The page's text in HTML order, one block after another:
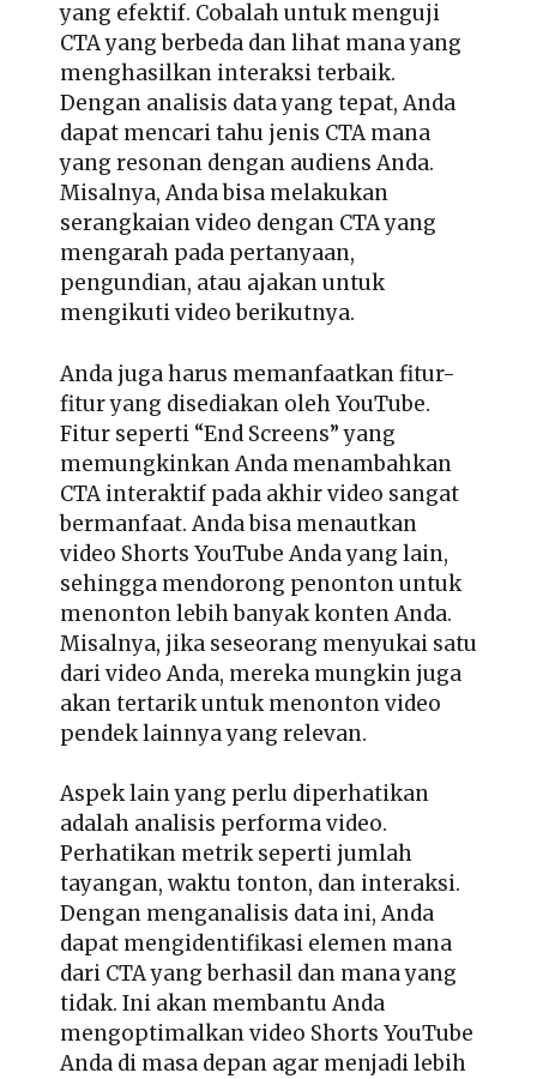
yang efektif. Cobalah untuk menguji
CTA yang berbeda dan lihat mana yang
menghasilkan interaksi terbaik.
Dengan analisis data yang tepat, Anda
dapat mencari tahu jenis CTA mana
yang resonan dengan audiens Anda.
Misalnya, Anda bisa melakukan
serangkaian video dengan CTA yang
mengarah pada pertanyaan,
pengundian, atau ajakan untuk
mengikuti video berikutnya.
Anda juga harus memanfaatkan fitur-
fitur yang disediakan oleh YouTube.
Fitur seperti “End Screens” yang
memungkinkan Anda menambahkan
CTA interaktif pada akhir video sangat
bermanfaat. Anda bisa menautkan
video Shorts YouTube Anda yang lain,
sehingga mendorong penonton untuk
menonton lebih banyak konten Anda.
Misalnya, jika seseorang menyukai satu
dari video Anda, mereka mungkin juga
akan tertarik untuk menonton video
pendek lainnya yang relevan.
Aspek lain yang perlu diperhatikan
adalah analisis performa video.
Perhatikan metrik seperti jumlah
tayangan, waktu tonton, dan interaksi.
Dengan menganalisis data ini, Anda
dapat mengidentifikasi elemen mana
dari CTA yang berhasil dan mana yang
tidak. Ini akan membantu Anda
mengoptimalkan video Shorts YouTube
Anda di masa depan agar menjadi lebih